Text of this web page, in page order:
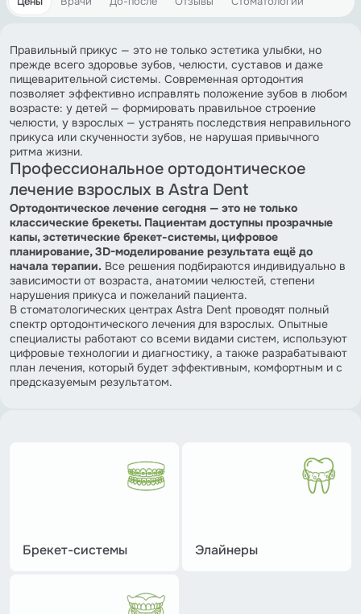
Правильный прикус — это не только эстетика улыбки, но
прежде всего здоровье зубов, челюсти, суставов и даже
пищеварительной системы. Современная ортодонтия
позволяет эффективно исправлять положение зубов в любом
возрасте: у детей — формировать правильное строение
челюсти, у взрослых — устранять последствия неправильного
прикуса или скученности зубов, не нарушая привычного
ритма жизни.
Профессиональное ортодонтическое
лечение взрослых в Astra Dent
Ортодонтическое лечение сегодня — это не только
классические брекеты. Пациентам доступны прозрачные
капы, эстетические брекет-системы, цифровое
планирование, 3D-моделирование результата ещё до
начала терапии. Все решения подбираются индивидуально в
зависимости от возраста, анатомии челюстей, степени
нарушения прикуса и пожеланий пациента.
В стоматологических центрах Astra Dent проводят полный
спектр ортодонтического лечения для взрослых. Опытные
специалисты работают со всеми видами систем, используют
цифровые технологии и диагностику, а также разрабатывают
план лечения, который будет эффективным, комфортным и с
предсказуемым результатом.
Брекет-системы Элайнеры